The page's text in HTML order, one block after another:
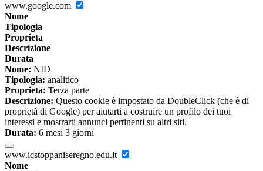
www.google.com
Nome
Tipologia
Proprieta
Descrizione
Durata
Nome: NID
Tipologia: analitico
Proprieta: Terza parte
Descrizione: Questo cookie è impostato da DoubleClick (che è di
proprietà di Google) per aiutarti a costruire un profilo dei tuoi
interessi e mostrarti annunci pertinenti su altri siti.
Durata: 6 mesi 3 giorni
www.icstoppaniseregno.edu.it
Nome